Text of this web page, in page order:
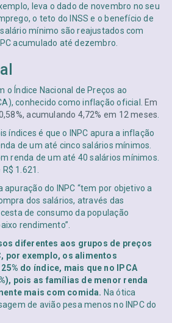
leva o dado de novembro no seu
o teto do INSS e o benefício de
mínimo são reajustados com
acumulado até dezembro.
o Índice Nacional de Preços ao
conhecido como inflação oficial.
Em
acumulando 4,72% em 12 meses
índices é que o INPC apura a inflação
de um até cinco salários mínimos.
renda de um até 40 salários mínimos.
1.621.
apuração do INPC “tem por objetivo a
dos salários, através das
de consumo da população
rendimento”.
diferentes aos grupos de preços
por exemplo, os alimentos
do índice, mais que no IPCA
pois as famílias de menor renda
mais com comida. Na ótica
de avião pesa menos no INPC do